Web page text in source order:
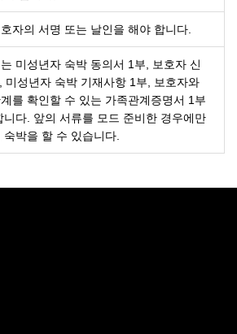
자의 서명 또는 날인을 해야 합니다.
미성년자 숙박 동의서 1부, 보호자 신
미성년자 숙박 기재사항 1부, 보호자와
를 확인할 수 있는 가족관계증명서 1부
니다. 앞의 서류를 모드 준비한 경우에만
박을 할 수 있습니다.